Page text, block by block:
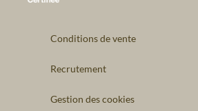
Conditions de vente
Recrutement
Gestion des cookies